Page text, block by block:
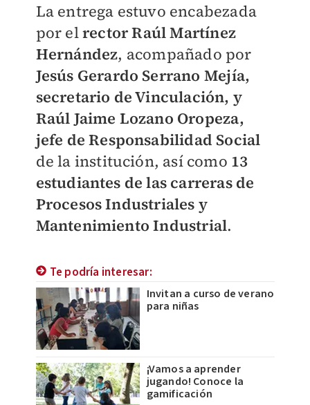
La entrega estuvo encabezada
por elrector Raúl Martínez
Hernández, acompañado por
Jesús Gerardo Serrano Mejía,
secretario de Vinculación, y
Raúl Jaime Lozano Oropeza,
jefe de Responsabilidad Social
de la institución, así como 13
estudiantes de las carreras de
Procesos Industriales y
Mantenimiento Industrial.
Te podría interesar:
Invitan a curso de verano
para niñas
¡Vamos a aprender
jugando! Conoce la
gamificación